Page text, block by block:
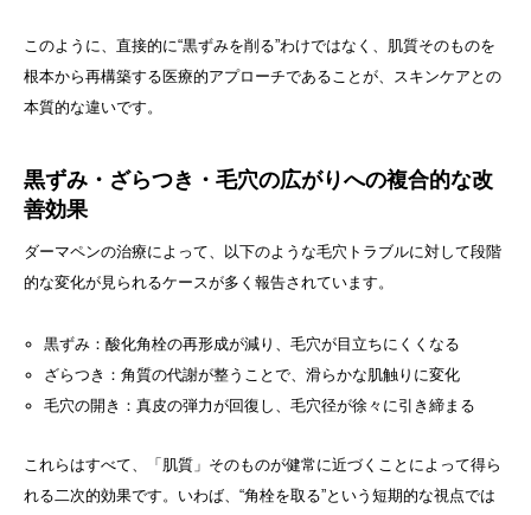
このように、直接的に“黒ずみを削る”わけではなく、肌質そのものを
根本から再構築する医療的アプローチであることが、スキンケアとの
本質的な違いです。
黒ずみ・ざらつき・毛穴の広がりへの複合的な改
善効果
ダーマペンの治療によって、以下のような毛穴トラブルに対して段階
的な変化が見られるケースが多く報告されています。
黒ずみ：酸化角栓の再形成が減り、毛穴が目立ちにくくなる
ざらつき：角質の代謝が整うことで、滑らかな肌触りに変化
毛穴の開き：真皮の弾力が回復し、毛穴径が徐々に引き締まる
これらはすべて、「肌質」そのものが健常に近づくことによって得ら
れる二次的効果です。いわば、“角栓を取る”という短期的な視点では